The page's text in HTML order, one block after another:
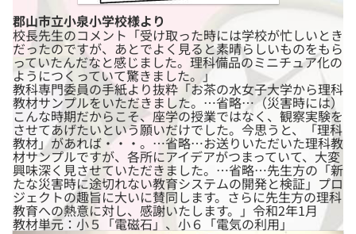
郡山市立小泉小学校様より
校長先生のコメント「受け取った時には学校が忙しいとき
だったのですが、あとでよく見ると素晴らしいものをもら
っていたんだなと感じました。理科備品のミニチュア化の
ようにつくっていて驚きました。」
教科専門委員の手紙より抜粋「お茶の水女子大学から理科
教材サンプルをいただきました。…省略…（災害時には）
こんな時期だからこそ、座学の授業ではなく、観察実験を
させてあげたいという願いだけでした。今思うと、「理科
教材」があれば・・・。…省略…お送りいただいた理科教
材サンプルですが、各所にアイデアがつまっていて、大変
興味深く見させていただきました。…省略…先生方の「新
たな災害時に途切れない教育システムの開発と検証」プロ
ジェクトの趣旨に大いに賛同します。さらに先生方の理科
教育への熱意に対し、感謝いたします。」令和2年1月
教材単元：小５「電磁石」、小６「電気の利用」